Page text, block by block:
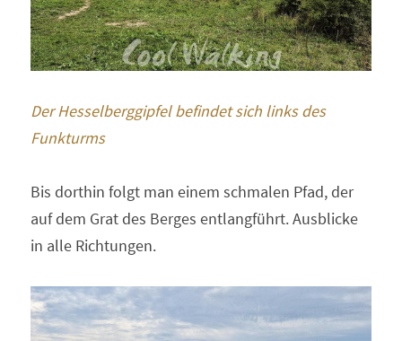
Der Hesselberggipfel befindet sich links des
Funkturms
Bis dorthin folgt man einem schmalen Pfad, der
auf dem Grat des Berges entlangführt. Ausblicke
in alle Richtungen.